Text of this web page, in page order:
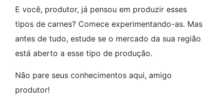
E você, produtor, já pensou em produzir esses
tipos de carnes? Comece experimentando-as. Mas
antes de tudo, estude se o mercado da sua região
está aberto a esse tipo de produção.
Não pare seus conhecimentos aqui, amigo
produtor!